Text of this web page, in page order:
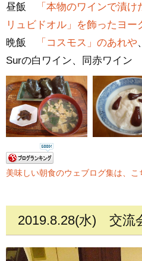
昼飯
「本物のワインで漬
リュビドオル」を飾ったヨー
晩飯
「コスモス」のあれや、
Surの白ワイン、同赤ワイン
美味しい朝食のウェブログ集は、こ
2019.8.28(水) 交流